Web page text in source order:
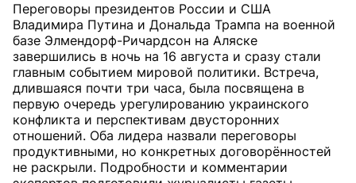
Переговоры президентов России и США
Владимира Путина и Дональда Трампа на военной
базе Элмендорф-Ричардсон на Аляске
завершились в ночь на 16 августа и сразу стали
главным событием мировой политики. Встреча,
длившаяся почти три часа, была посвящена в
первую очередь урегулированию украинского
конфликта и перспективам двусторонних
отношений. Оба лидера назвали переговоры
продуктивными, но конкретных договорённостей
не раскрыли. Подробности и комментарии